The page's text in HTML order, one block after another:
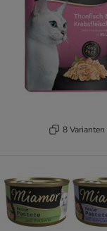
8 Varianten